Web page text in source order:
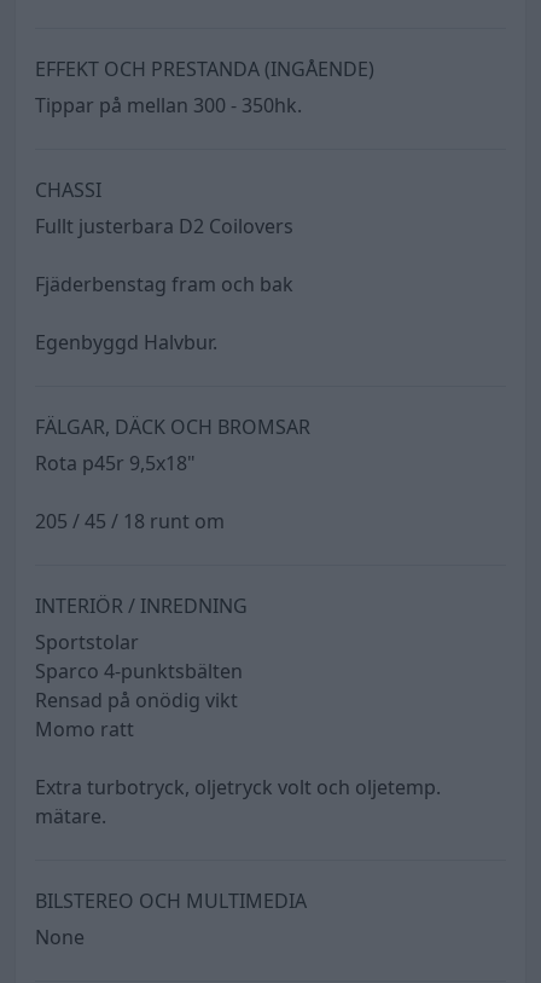
EFFEKT OCH PRESTANDA (INGÅENDE)
Tippar på mellan 300 - 350hk.
CHASSI
Fullt justerbara D2 Coilovers
Fjäderbenstag fram och bak
Egenbyggd Halvbur.
FÄLGAR, DÄCK OCH BROMSAR
Rota p45r 9,5x18"
205 / 45 / 18 runt om
INTERIÖR / INREDNING
Sportstolar
Sparco 4-punktsbälten
Rensad på onödig vikt
Momo ratt
Extra turbotryck, oljetryck volt och oljetemp.
mätare.
BILSTEREO OCH MULTIMEDIA
None